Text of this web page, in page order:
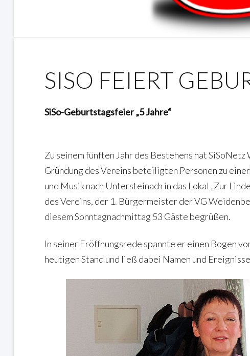
SISO FEIERT
SiSo-Geburtstagsfeier „5 Jahre“
Zu seinem fünften Jahr des Bestehens hat SiSoNetz
Gründung des Vereins beteiligten Personen zu
und Musik nach Untersteinach in das Lokal „Zur
des Vereins, der 1. Bürgermeister der VG
diesem Sonntagnachmittag 53 Gäste begrüßen.
In seiner Eröffnungsrede spannte er einen Bogen
heutigen Stand und ließ dabei Namen und